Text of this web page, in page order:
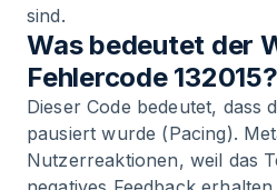
sind.
Was bedeutet der
Fehlercode 132015?
Dieser Code bedeutet, dass
pausiert wurde (Pacing).
Nutzerreaktionen, weil das